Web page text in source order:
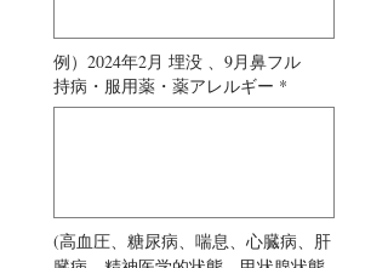
例）2024年2月 埋没 、9月鼻フル
持病・服用薬・薬アレルギー *
(高血圧、糖尿病、喘息、心臓病、肝